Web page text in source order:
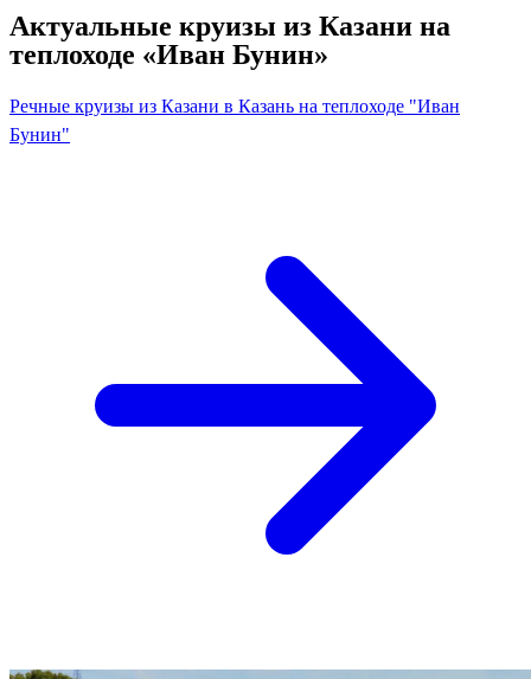
Актуальные круизы из Казани на
теплоходе «Иван Бунин»
Речные круизы из Казани в Казань на теплоходе "Иван
Бунин"